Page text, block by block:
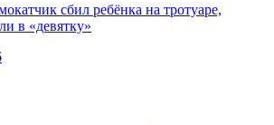
сбил ребёнка на тротуаре,
в «девятку»